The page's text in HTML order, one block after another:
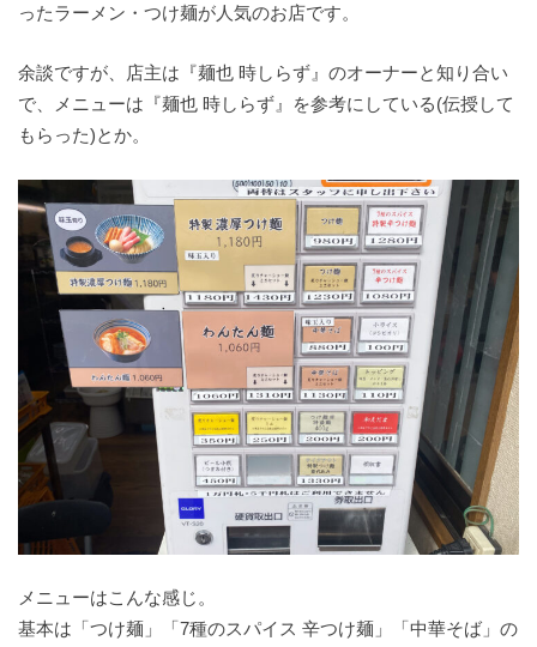
ったラーメン・つけ麺が人気のお店です。
余談ですが、店主は『麺也 時しらず』のオーナーと知り合い
で、メニューは『麺也 時しらず』を参考にしている(伝授して
もらった)とか。
メニューはこんな感じ。
基本は「つけ麺」「7種のスパイス 辛つけ麺」「中華そば」の